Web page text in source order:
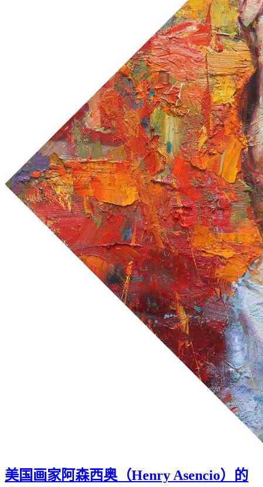
美国画家阿森西奥（Henry Asencio）的